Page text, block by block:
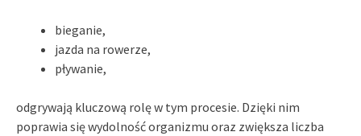
bieganie,
jazda na rowerze,
pływanie,
odgrywają kluczową rolę w tym procesie. Dzięki nim
poprawia się wydolność organizmu oraz zwiększa liczba